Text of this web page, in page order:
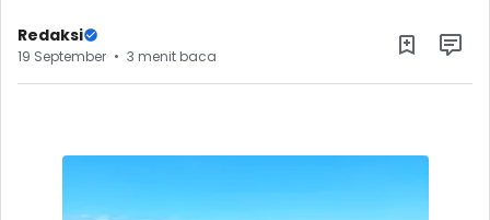
Redaksi
19 September 3 menit baca